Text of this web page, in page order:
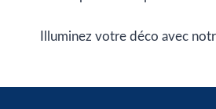
Illuminez votre déco avec